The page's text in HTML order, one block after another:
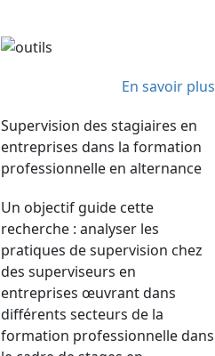
En savoir plus
Supervision des stagiaires en
entreprises dans la formation
professionnelle en alternance
Un objectif guide cette
recherche : analyser les
pratiques de supervision chez
des superviseurs en
entreprises œuvrant dans
différents secteurs de la
formation professionnelle dans